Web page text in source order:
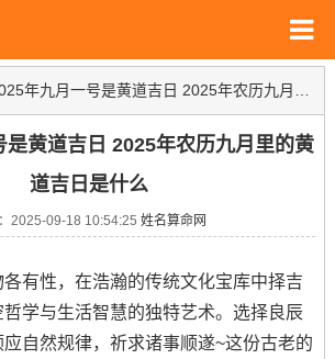
年九月一号是黄道吉日 2025年农历九月里的黄道吉日是什么
是黄道吉日 2025年农历九月里的黄
道吉日是什么
2025-09-18 10:54:25 姓名算命网
有性，在浩瀚的传统文化宝库中择吉
学与生活智慧的独特艺术。选择良辰
自然规律，祈求诸事顺遂~这份古老的